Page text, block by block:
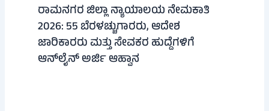
ರಾಮನಗರ ಜಿಲ್ಲಾ ನ್ಯಾಯಾಲಯ ನೇಮಕಾತಿ
2026: 55 ಬೆರಳಚ್ಚುಗಾರರು, ಆದೇಶ
ಜಾರಿಕಾರರು ಮತ್ತು ಸೇವಕರ ಹುದ್ದೆಗಳಿಗೆ
ಆನ್‌ಲೈನ್ ಅರ್ಜಿ ಆಹ್ವಾನ